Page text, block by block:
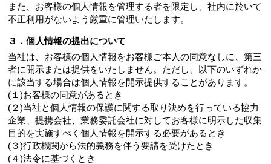
また、お客様の個人情報を管理する者を限定し、社内に於いて
不正利用がないよう厳重に管理いたします。
３．個人情報の提出について
当社は、お客様の個人情報をお客様ご本人の同意なしに、第三
者に開示または提供をいたしません。ただし、以下のいずれか
に該当する場合は個人情報を開示提供することがあります。
(１)お客様の同意があるとき
(２)当社と個人情報の保護に関する取り決めを行っている協力
企業、提携会社、業務委託会社に対してお客様に明示した収集
目的を実施すべく個人情報を開示する必要があるとき
(３)行政機関から法的義務を伴う要請を受けたとき
(４)法令に基づくとき